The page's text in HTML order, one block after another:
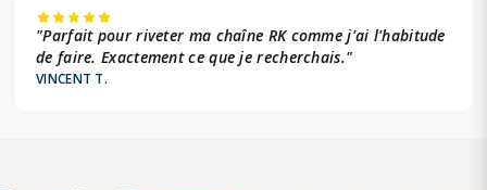
"Parfait pour riveter ma chaîne RK comme j'ai l'habitude
de faire. Exactement ce que je recherchais."
VINCENT T.